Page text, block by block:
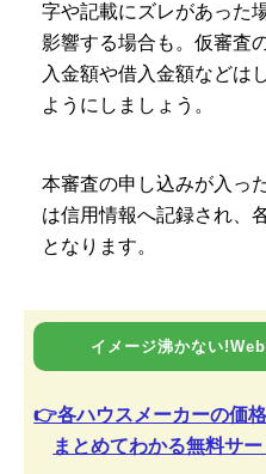
字や記載にズレがあった
影響する場合も。仮審査
入金額や借入金額などは
ようにしましょう。
本審査の申し込みが入っ
は信用情報へ記録され、
となります。
イメージ沸かない
👉各ハウスメーカーの価
まとめてわかる無料サー